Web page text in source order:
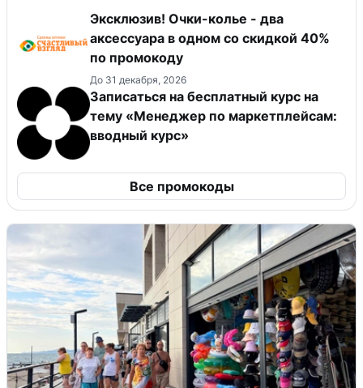
Эксклюзив! Очки-колье - два
аксессуара в одном со скидкой 40%
по промокоду
До 31 декабря, 2026
Записаться на бесплатный курс на
тему «Менеджер по маркетплейсам:
вводный курс»
Все промокоды